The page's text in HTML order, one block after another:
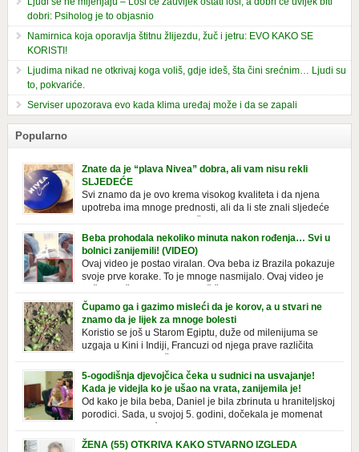
dobri: Psiholog je to objasnio
Namirnica koja oporavlja štitnu žlijezdu, žuč i jetru: EVO KAKO SE
KORISTI!
Ljudima nikad ne otkrivaj koga voliš, gdje ideš, šta čini srećnim… Ljudi su
to, pokvariće.
Serviser upozorava evo kada klima uređaj može i da se zapali
Popularno
Znate da je “plava Nivea” dobra, ali vam nisu rekli
SLJEDEĆE
Svi znamo da je ovo krema visokog kvaliteta i da njena
upotreba ima mnoge prednosti, ali da li ste znali sljedeće
o njoj. Nivea krema u klasičnoj, plavoj kutiji,
prepoznatljivog mirisa i jednostavne formule, jeste nezamenljiv inventar
u kupatilima i muškaraca i žena. Mnogi ljudi se ne odvajaju od nje, pa je
čak nose sa […]
Beba prohodala nekoliko minuta nakon rođenja… Svi u
bolnici zanijemili! (VIDEO)
Ovaj video je postao viralan. Ova beba iz Brazila pokazuje
svoje prve korake. To je mnoge nasmijalo. Ovaj video je
baš neobičan. Ne viđamo baš često ovakve korake kod
novorođenih beba. Video je snimila babica, pregledalo ga je preko 80
miliona ljudi. Ove babice su ostale u čudu nakon što su vidjeli kako
beba želi […]
Čupamo ga i gazimo misleći da je korov, a u stvari ne
znamo da je lijek za mnoge bolesti
Koristio se još u Starom Egiptu, duže od milenijuma se
uzgaja u Kini i Indiji, Francuzi od njega prave različita
čupamo ga i bacamo kao korov! Tušt je jednogodišnji, ali vrlo uporan
“korov” koji, ka­da nam se jednom nastani u bašti ili dvorištu, teško ga se
5-ogodišnja djevojčica čeka u sudnici na usvajanje!
Kada je videjla ko je ušao na vrata, zanijemila je!
Od kako je bila beba, Daniel je bila zbrinuta u hraniteljskoj
porodici. Sada, u svojoj 5. godini, dočekala je momenat
je bio veoma poseban za djevojčicu i njenu novu porodicu, ali je uskoro
ŽENA (55) OTKRIVA KAKO STVARNO IZGLEDA